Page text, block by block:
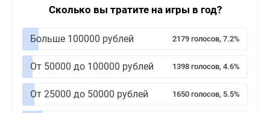
Сколько вы тратите на игры в год?
Больше 100000 рублей 2179 голосов, 7.2%
От 50000 до 100000 рублей 1398 голосов, 4.6%
От 25000 до 50000 рублей 1650 голосов, 5.5%